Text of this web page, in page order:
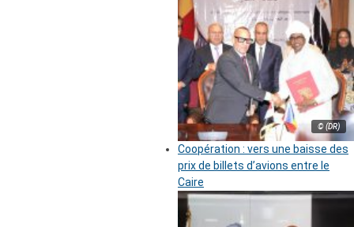
© (DR)
Coopération : vers une baisse des
prix de billets d’avions entre le
Caire